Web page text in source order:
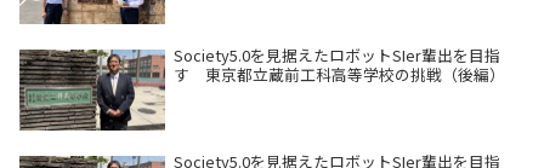
Society5.0を見据えたロボットSIer輩出を目指
す 東京都立蔵前工科高等学校の挑戦（後編）
Society5.0を見据えたロボットSIer輩出を目指